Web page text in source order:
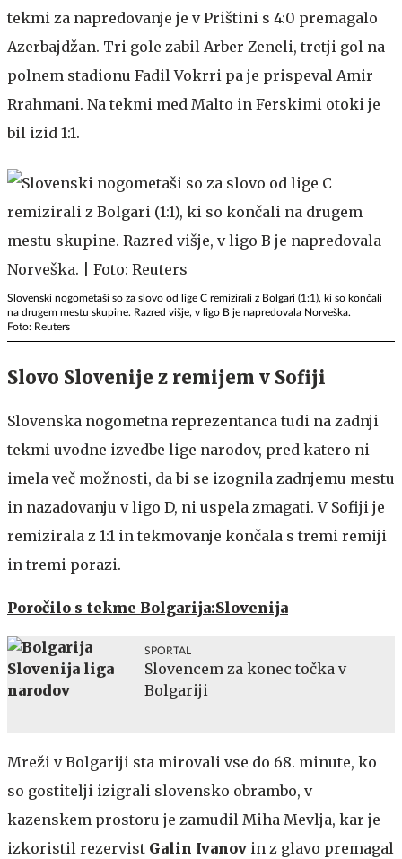
tekmi za napredovanje je v Prištini s 4:0 premagalo
Azerbajdžan. Tri gole zabil Arber Zeneli, tretji gol na
polnem stadionu Fadil Vokrri pa je prispeval Amir
Rrahmani. Na tekmi med Malto in Ferskimi otoki je
bil izid 1:1.
Slovenski nogometaši so za slovo od lige C remizirali z Bolgari (1:1), ki so končali
na drugem mestu skupine. Razred višje, v ligo B je napredovala Norveška.
Foto: Reuters
Slovo Slovenije z remijem v Sofiji
Slovenska nogometna reprezentanca tudi na zadnji
tekmi uvodne izvedbe lige narodov, pred katero ni
imela več možnosti, da bi se izognila zadnjemu mestu
in nazadovanju v ligo D, ni uspela zmagati. V Sofiji je
remizirala z 1:1 in tekmovanje končala s tremi remiji
in tremi porazi.
Poročilo s tekme Bolgarija:Slovenija
SPORTAL
Slovencem za konec točka v
Bolgariji
Mreži v Bolgariji sta mirovali vse do 68. minute, ko
so gostitelji izigrali slovensko obrambo, v
kazenskem prostoru je zamudil Miha Mevlja, kar je
izkoristil rezervist Galin Ivanov in z glavo premagal